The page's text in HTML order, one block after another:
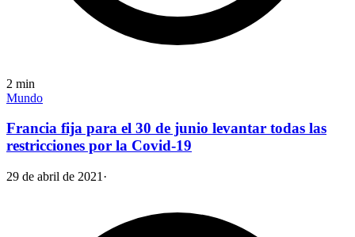
2 min
Mundo
Francia fija para el 30 de junio levantar todas las
restricciones por la Covid-19
29 de abril de 2021 ·